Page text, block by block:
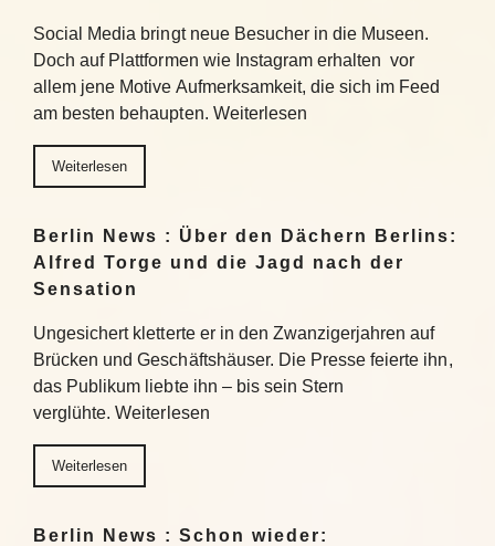
Social Media bringt neue Besucher in die Museen.
Doch auf Plattformen wie Instagram erhalten vor
allem jene Motive Aufmerksamkeit, die sich im Feed
am besten behaupten. Weiterlesen
Weiterlesen
Berlin News : Über den Dächern Berlins:
Alfred Torge und die Jagd nach der
Sensation
Ungesichert kletterte er in den Zwanzigerjahren auf
Brücken und Geschäftshäuser. Die Presse feierte ihn,
das Publikum liebte ihn – bis sein Stern
verglühte. Weiterlesen
Weiterlesen
Berlin News : Schon wieder: